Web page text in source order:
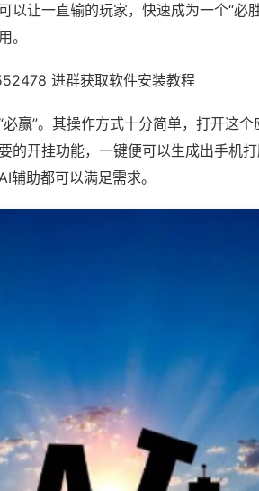
以让一直输的玩家，快速成为一个“必
。
进群获取软件安装教程
赢”。其操作方式十分简单，打开这
的开挂功能，一键便可以生成出手机
辅助都可以满足需求。